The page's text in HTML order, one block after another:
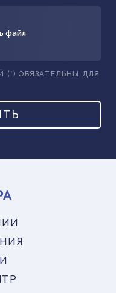
файл
(*) ОБЯЗАТЕЛЬНЫ ДЛЯ